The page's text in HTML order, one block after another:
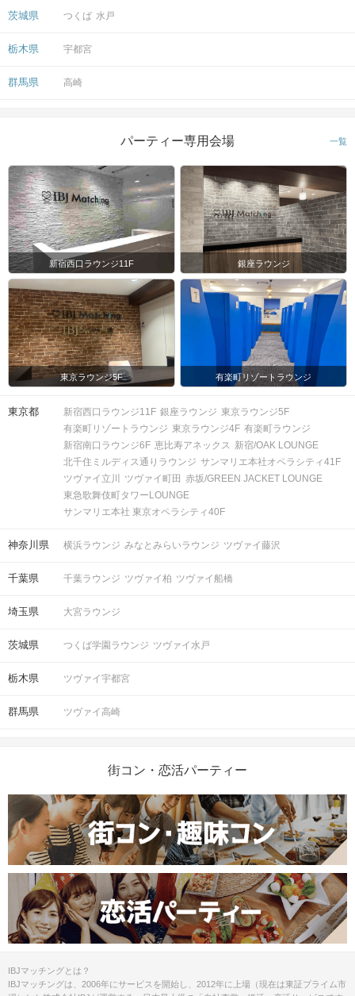
茨城県 つくば 水戸
栃木県 宇都宮
群馬県 高崎
パーティー専用会場 一覧
新宿西口ラウンジ11F 銀座ラウンジ
東京ラウンジ5F 有楽町リゾートラウンジ
東京都 新宿西口ラウンジ11F 銀座ラウンジ 東京ラウンジ5F
有楽町リゾートラウンジ 東京ラウンジ4F 有楽町ラウンジ
新宿南口ラウンジ6F 恵比寿アネックス 新宿/OAK LOUNGE
北千住ミルディス通りラウンジ サンマリエ本社オペラシティ41F
ツヴァイ立川
ツヴァイ町田 赤坂/GREEN JACKET LOUNGE
東急歌舞伎町タワーLOUNGE
サンマリエ本社 東京オペラシティ40F
神奈川県 横浜ラウンジ みなとみらいラウンジ ツヴァイ藤沢
千葉県 千葉ラウンジ ツヴァイ柏 ツヴァイ船橋
埼玉県 大宮ラウンジ
茨城県 つくば学園ラウンジ ツヴァイ水戸
栃木県 ツヴァイ宇都宮
群馬県 ツヴァイ高崎
街コン・恋活パーティー
IBJマッチングとは？
IBJマッチングは、2006年にサービスを開始し、2012年に上場（現在は東証プライム市